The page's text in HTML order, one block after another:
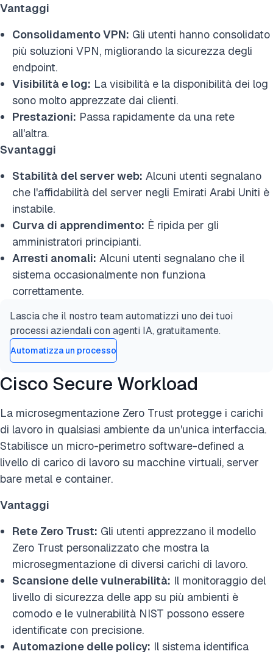
Vantaggi
Consolidamento VPN: Gli utenti hanno consolidato
più soluzioni VPN, migliorando la sicurezza degli
endpoint.
Visibilità e log: La visibilità e la disponibilità dei log
sono molto apprezzate dai clienti.
Prestazioni: Passa rapidamente da una rete
all'altra.
Svantaggi
Stabilità del server web: Alcuni utenti segnalano
che l'affidabilità del server negli Emirati Arabi Uniti è
instabile.
Curva di apprendimento: È ripida per gli
amministratori principianti.
Arresti anomali: Alcuni utenti segnalano che il
sistema occasionalmente non funziona
correttamente.
Lascia che il nostro team automatizzi uno dei tuoi
processi aziendali con agenti IA, gratuitamente.
Automatizza un processo
Cisco Secure Workload
La microsegmentazione Zero Trust protegge i carichi
di lavoro in qualsiasi ambiente da un'unica interfaccia.
Stabilisce un micro-perimetro software-defined a
livello di carico di lavoro su macchine virtuali, server
bare metal e container.
Vantaggi
Rete Zero Trust: Gli utenti apprezzano il modello
Zero Trust personalizzato che mostra la
microsegmentazione di diversi carichi di lavoro.
Scansione delle vulnerabilità: Il monitoraggio del
livello di sicurezza delle app su più ambienti è
comodo e le vulnerabilità NIST possono essere
identificate con precisione.
Automazione delle policy: Il sistema identifica